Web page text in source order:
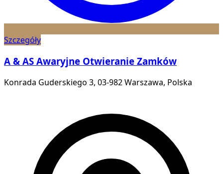
Szczegóły
A & AS Awaryjne Otwieranie Zamków
Konrada Guderskiego 3, 03-982 Warszawa, Polska